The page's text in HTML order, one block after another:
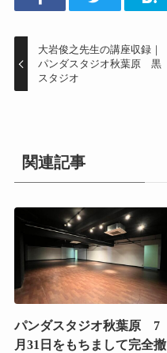
大岩俊之先生の講座収録｜
パンダスタジオ秋葉原 黒
スタジオ
関連記事
パンダスタジオ秋葉原 7
月31日をもちまして完全撤